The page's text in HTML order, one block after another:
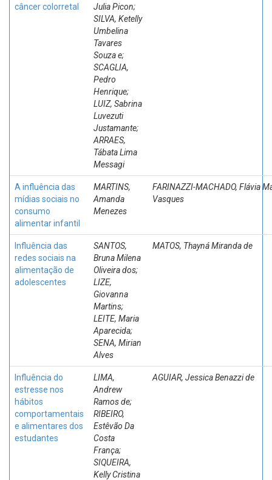
câncer colorretal
Julia Picon;
SILVA, Ketelly
Umbelina
Tavares
Souza e;
SCAGLIA,
Pedro
Henrique;
LUIZ, Sabrina
Luvezuti
Justamante;
ARRAES,
Tábata Lima
Messagi
A influência das
mídias sociais no
consumo
alimentar infantil
MARTINS,
Amanda
Menezes
FARINAZZI-MACHADO, Flávia
Vasques
Influência das
redes sociais na
alimentação de
adolescentes
SANTOS,
Bruna Milena
Oliveira dos;
LIZE,
Giovanna
Martins;
LEITE, Maria
Aparecida;
SENA, Mirian
Alves
MATOS, Thayná Miranda de
Influência do
estresse nos
hábitos
comportamentais
e alimentares dos
estudantes
LIMA,
Andrew
Ramos de;
RIBEIRO,
Estêvão Da
Costa
França;
SIQUEIRA,
Kelly Cristina
AGUIAR, Jessica Benazzi de